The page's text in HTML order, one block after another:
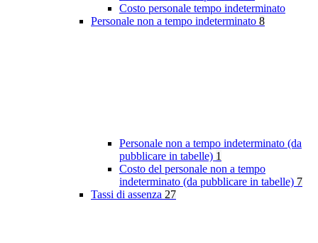
Costo personale tempo indeterminato
Personale non a tempo indeterminato 8
Personale non a tempo indeterminato (da
pubblicare in tabelle) 1
Costo del personale non a tempo
indeterminato (da pubblicare in tabelle) 7
Tassi di assenza 27